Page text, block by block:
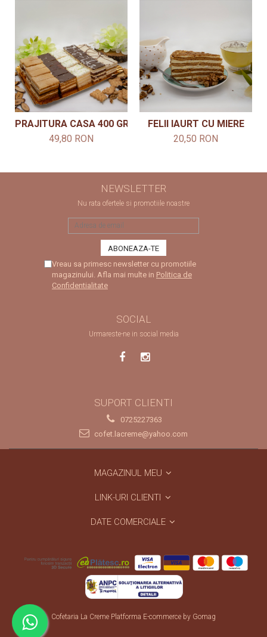
PRAJITURA CASA 400 GR.
49,80 RON
FELII IAURT CU MIERE
20,50 RON
NEWSLETTER
Nu rata ofertele si promotiile noastre
Vreau sa primesc newsletter cu promotiile
magazinului. Afla mai multe in Politica de
Confidentialitate
SOCIAL
Urmareste-ne in social media
SUPORT CLIENTI
0725227363
cofet.lacreme@yahoo.com
MAGAZINUL MEU
LINK-URI CLIENTI
DATE COMERCIALE
Cofetaria La Creme Platforma E-commerce by Gomag